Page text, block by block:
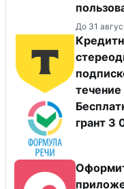
До 31
грант 3